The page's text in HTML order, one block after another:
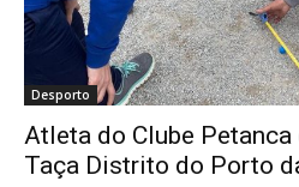
Desporto
Atleta do Clube
Taça Distrito do Porto